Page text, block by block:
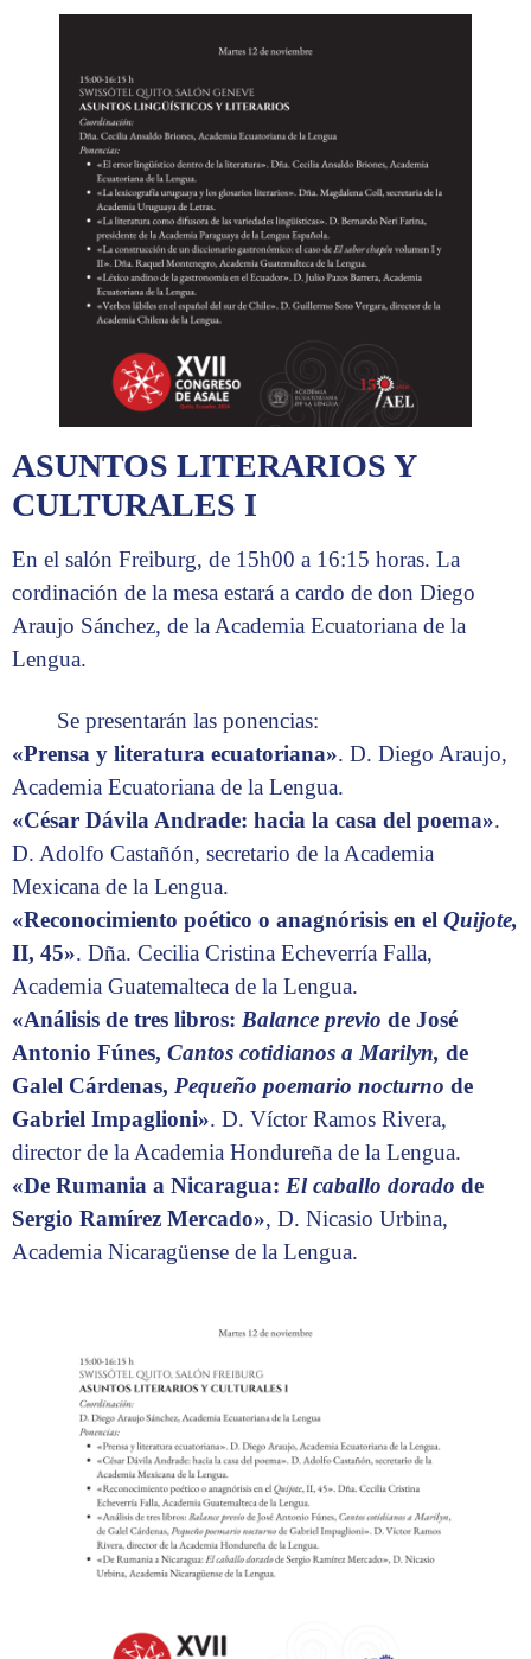
ASUNTOS LITERARIOS Y
CULTURALES I
En el salón Freiburg, de 15h00 a 16:15 horas. La
cordinación de la mesa estará a cardo de don Diego
Araujo Sánchez, de la Academia Ecuatoriana de la
Lengua.
Se presentarán las ponencias:
«Prensa y literatura ecuatoriana». D. Diego Araujo,
Academia Ecuatoriana de la Lengua.
«César Dávila Andrade: hacia la casa del poema».
D. Adolfo Castañón, secretario de la Academia
Mexicana de la Lengua.
«Reconocimiento poético o anagnórisis en el Quijote,
II, 45». Dña. Cecilia Cristina Echeverría Falla,
Academia Guatemalteca de la Lengua.
«Análisis de tres libros: Balance previo de José
Antonio Fúnes, Cantos cotidianos a Marilyn, de
Galel Cárdenas, Pequeño poemario nocturno de
Gabriel Impaglioni». D. Víctor Ramos Rivera,
director de la Academia Hondureña de la Lengua.
«De Rumania a Nicaragua: El caballo dorado de
Sergio Ramírez Mercado», D. Nicasio Urbina,
Academia Nicaragüense de la Lengua.